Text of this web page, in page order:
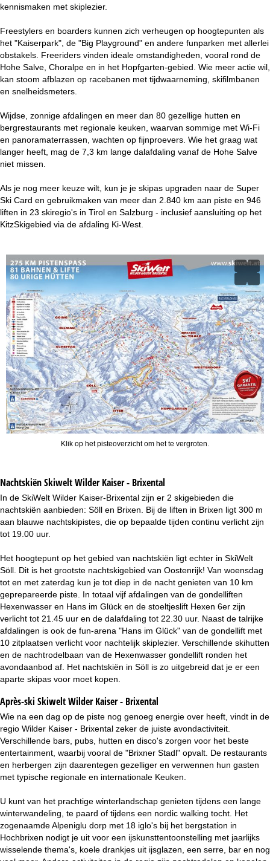
kennismaken met skiplezier.
Freestylers en boarders kunnen zich verheugen op hoogtepunten als
het "Kaiserpark", de "Big Playground" en andere funparken met allerlei
obstakels. Freeriders vinden ideale omstandigheden, vooral rond de
Hohe Salve, Choralpe en in het Hopfgarten-gebied. Wie meer actie wil,
kan stoom afblazen op racebanen met tijdwaarneming, skifilmbanen
en snelheidsmeters.
Wijdse, zonnige afdalingen en meer dan 80 gezellige hutten en
bergrestaurants met regionale keuken, waarvan sommige met Wi-Fi
en panoramaterrassen, wachten op fijnproevers. Wie het graag wat
langer heeft, mag de 7,3 km lange dalafdaling vanaf de Hohe Salve
niet missen.
Als je nog meer keuze wilt, kun je je skipas upgraden naar de Super
Ski Card en gebruikmaken van meer dan 2.840 km aan piste en 946
liften in 23 skiregio's in Tirol en Salzburg - inclusief aansluiting op het
KitzSkigebied via de afdaling Ki-West.
Klik op het pisteoverzicht om het te vergroten.
NachtskiënSkiwelt Wilder Kaiser - Brixental
In de SkiWelt Wilder Kaiser-Brixental zijn er 2 skigebieden die
nachtskiën aanbieden: Söll en Brixen. Bij de liften in Brixen ligt 300 m
aan blauwe nachtskipistes, die op bepaalde tijden continu verlicht zijn
tot 19.00 uur.
Het hoogtepunt op het gebied van nachtskiën ligt echter in SkiWelt
Söll. Dit is het grootste nachtskigebied van Oostenrijk! Van woensdag
tot en met zaterdag kun je tot diep in de nacht genieten van 10 km
geprepareerde piste. In totaal vijf afdalingen van de gondelliften
Hexenwasser en Hans im Glück en de stoeltjeslift Hexen 6er zijn
verlicht tot 21.45 uur en de dalafdaling tot 22.30 uur. Naast de talrijke
afdalingen is ook de fun-arena "Hans im Glück" van de gondellift met
10 zitplaatsen verlicht voor nachtelijk skiplezier. Verschillende skihutten
en de nachtrodelbaan van de Hexenwasser gondellift ronden het
avondaanbod af. Het nachtskiën in Söll is zo uitgebreid dat je er een
aparte skipas voor moet kopen.
Après-ski Skiwelt Wilder Kaiser - Brixental
Wie na een dag op de piste nog genoeg energie over heeft, vindt in de
regio Wilder Kaiser - Brixental zeker de juiste avondactiviteit.
Verschillende bars, pubs, hutten en disco's zorgen voor het beste
entertainment, waarbij vooral de "Brixner Stadl" opvalt. De restaurants
en herbergen zijn daarentegen gezelliger en verwennen hun gasten
met typische regionale en internationale Keuken.
U kunt van het prachtige winterlandschap genieten tijdens een lange
winterwandeling, te paard of tijdens een nordic walking tocht. Het
zogenaamde Alpeniglu dorp met 18 iglo's bij het bergstation in
Hochbrixen nodigt je uit voor een ijskunsttentoonstelling met jaarlijks
wisselende thema's, koele drankjes uit ijsglazen, een serre, bar en nog